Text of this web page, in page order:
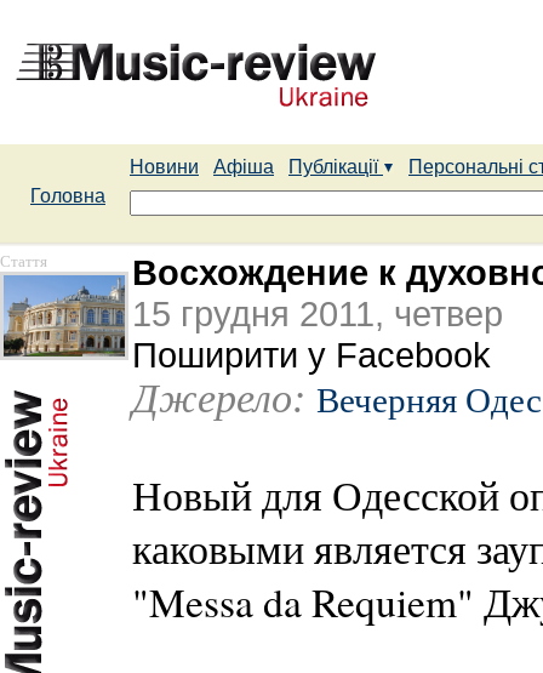
Новини Афіша Публікації
Персональні
Головна
Стаття
Восхождение к
15 грудня 2011, четвер
Поширити у Facebook
Джерело: Вечерняя
Новый для Одесской
каковыми является
"Messa da Requiem"